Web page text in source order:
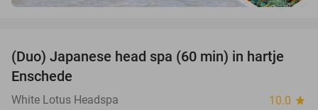
35%
(Duo) Japanese head spa (60 min) in hartje
Enschede
White Lotus Headspa 10.0 star